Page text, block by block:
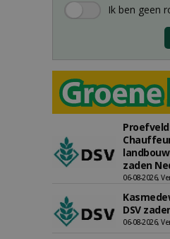
zaden
06-08-2026,
DSV
06-08-2026,